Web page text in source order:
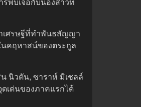
รพบเจอกับน้องสาวที่
เศรษฐีที่ทำพันธสัญญา
นคฤหาสน์ของตระกูล
นิวตัน, ซาราห์ มิเชลล์
เด่นของภาคแรกได้